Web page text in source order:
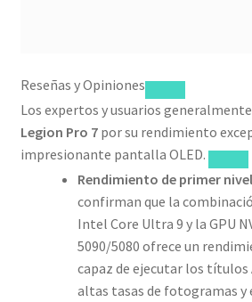
Reseñas y Opiniones
Los expertos y usuarios
Legion Pro 7por su rendimiento
impresionante pantalla OLED.
Rendimiento de primer nivel
confirman que la
Intel Core Ultra 9 y la GPU
5090/5080 ofrece un
capaz de ejecutar los títulos
altas tasas de fotogramas y